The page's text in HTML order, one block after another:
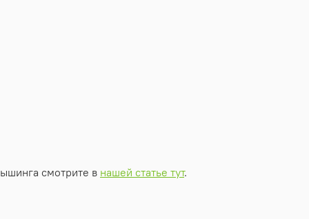
смотрите в нашей статье тут.